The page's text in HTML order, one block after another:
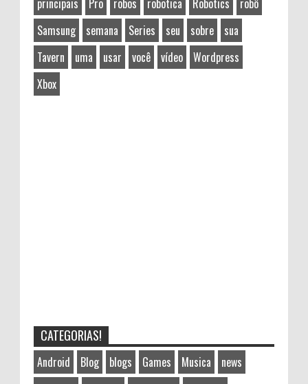
principais
Pro robos robotica Robotics
robô
Samsung
semana Series seu sobre
sua
Tavern
uma usar você vídeo
Wordpress
Xbox
CATEGORIAS!
Android Blog blogs Games Musica
news